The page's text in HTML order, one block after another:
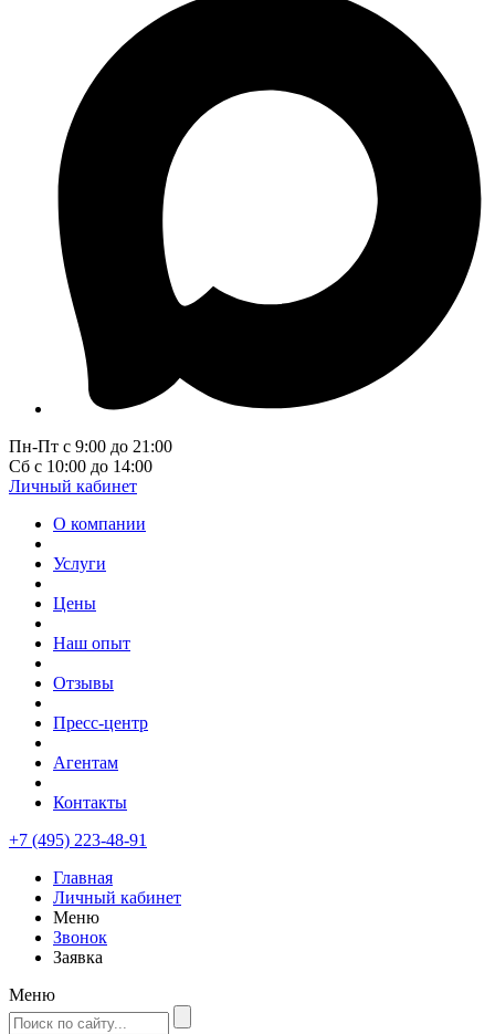
Пн-Пт с 9:00 до 21:00
Сб с 10:00 до 14:00
Личный кабинет
О компании
Услуги
Цены
Наш опыт
Отзывы
Пресс-центр
Агентам
Контакты
+7 (495) 223-48-91
Главная
Личный кабинет
Меню
Звонок
Заявка
Меню